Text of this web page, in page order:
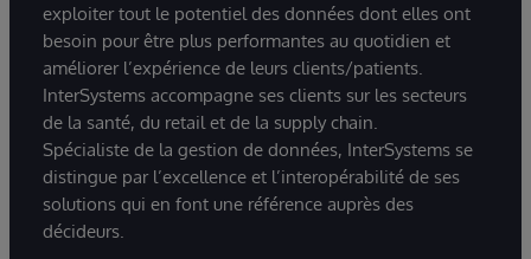
exploiter tout le potentiel des données dont elles ont
besoin pour être plus performantes au quotidien et
améliorer l’expérience de leurs clients/patients.
InterSystems accompagne ses clients sur les secteurs
de la santé, du retail et de la supply chain.
Spécialiste de la gestion de données, InterSystems se
distingue par l’excellence et l’interopérabilité de ses
solutions qui en font une référence auprès des
décideurs.